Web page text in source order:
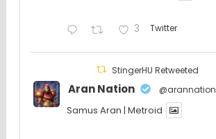
3 Twitter
StingerHU Retweeted
Aran Nation @arannation
Samus Aran | Metroid